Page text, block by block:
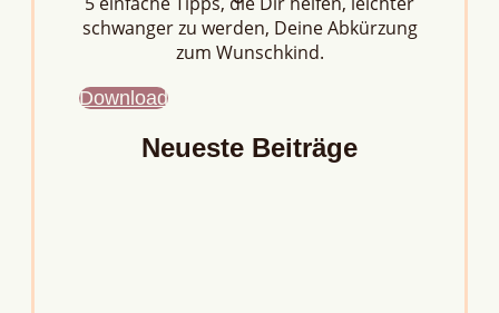
schwanger zu werden, Deine Abkürzung
zum Wunschkind.
Download
Neueste Beiträge